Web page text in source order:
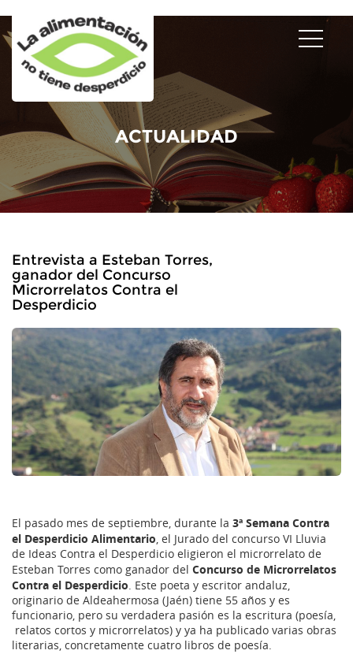
ACTUALIDAD
Entrevista a Esteban Torres,
ganador del Concurso
Microrrelatos Contra el
Desperdicio
El pasado mes de septiembre, durante la 3ª Semana Contra
el Desperdicio Alimentario, el Jurado del concurso VI Lluvia
de Ideas Contra el Desperdicio eligieron el microrrelato de
Esteban Torres como ganador del Concurso de Microrrelatos
Contra el Desperdicio. Este poeta y escritor andaluz,
originario de Aldeahermosa (Jaén) tiene 55 años y es
funcionario, pero su verdadera pasión es la escritura (poesía,
relatos cortos y microrrelatos) y ya ha publicado varias obras
literarias, concretamente cuatro libros de poesía.